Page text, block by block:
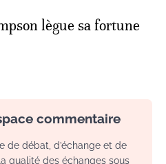
lègue sa fortune
commentaire
de débat, d’échange et de
qualité des échanges sous